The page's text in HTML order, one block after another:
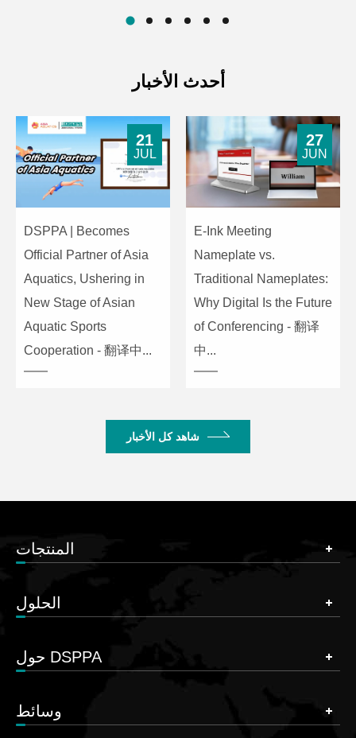
أحدث الأخبار
DSPPA | Becomes
Official Partner of Asia
Aquatics, Ushering in
New Stage of Asian
Aquatic Sports
Cooperation - 翻译中...
21
JUL
E-Ink Meeting
Nameplate vs.
Traditional Nameplates:
Why Digital Is the Future
of Conferencing - 翻译
中...
27
JUN
شاهد كل الأخبار
المنتجات
الحلول
حول DSPPA
وسائط